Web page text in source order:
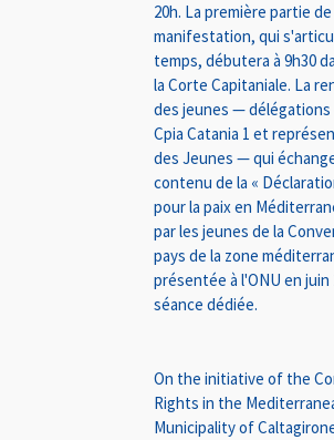
20h. La première partie de
manifestation, qui
temps, débutera à 9h30
la Corte Capitaniale. La
des jeunes — délégations
Cpia Catania 1 et
des Jeunes — qui
contenu de la «
pour la paix en
par les jeunes de la
pays de la zone
présentée à l'ONU en juin
séance dédiée.
On the initiative of the
Rights in the
Municipality of